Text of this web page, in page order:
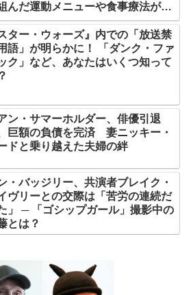
んだ運動メニューや食事療法が明
に
スター・ウォーズ』内での「放送禁
語」が明らかに！ 「ダンク・ファ
ク」など、あなたはいくつ知って
ン・サマーホルダー、俳優引退
巨額の負債を完済 妻ニッキー・
ドと乗り越えた夫婦の絆
・バッジリー、共演者ブレイク・
ヴリーとの交際は「苦労の連続だ
」 ─ 「ゴシップガール」撮影中の
とは？